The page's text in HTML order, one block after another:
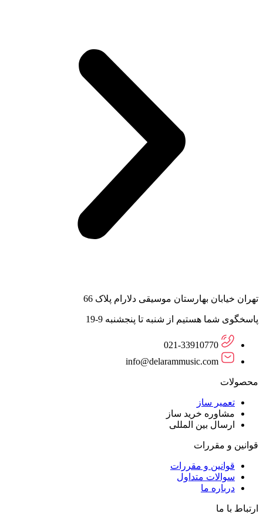
تهران خیابان بهارستان موسیقی دلارام پلاک 66
پاسخگوی شما هستیم از شنبه تا پنجشنبه 9-19
021-33910770
info@delarammusic.com
محصولات
تعمیر ساز
مشاوره خرید ساز
ارسال بین المللی
قوانین و مقررات
قوانین و مقررات
سوالات متداول
درباره ما
ارتباط با ما